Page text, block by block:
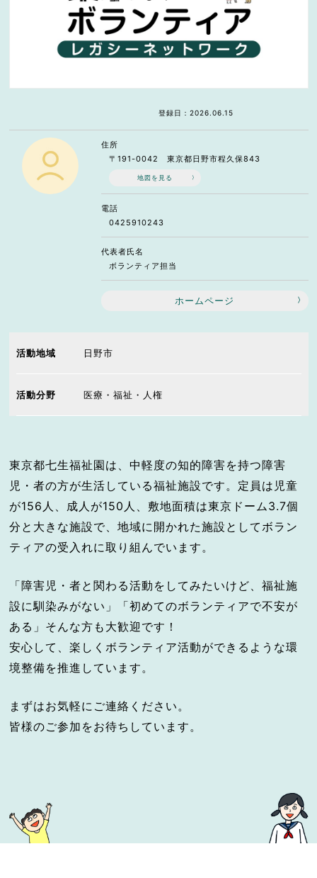
登録日：2026.06.15
住所
〒191-0042 東京都日野市程久保843
地図を見る
電話
0425910243
代表者氏名
ボランティア担当
ホームページ
活動地域 日野市
活動分野 医療・福祉・人権
東京都七生福祉園は、中軽度の知的障害を持つ障害
児・者の方が生活している福祉施設です。定員は児童
が156人、成人が150人、敷地面積は東京ドーム3.7個
分と大きな施設で、地域に開かれた施設としてボラン
ティアの受入れに取り組んでいます。
「障害児・者と関わる活動をしてみたいけど、福祉施
設に馴染みがない」「初めてのボランティアで不安が
ある」そんな方も大歓迎です！
安心して、楽しくボランティア活動ができるような環
境整備を推進しています。
まずはお気軽にご連絡ください。
皆様のご参加をお待ちしています。